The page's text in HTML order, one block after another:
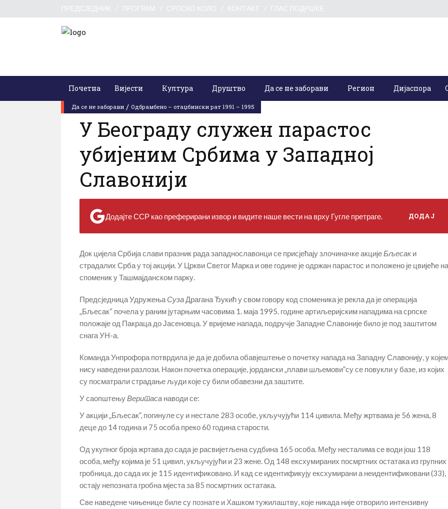
ПРЕДСЈЕДНИК ПРОГРАМ СРПСКО КОЛО КОНТАКТ ГЛАС ПОДРШКЕ
Почетна Вијести Култура Друштво Да се не заборави Регион Дијаспора
Да се не заборави / Одбрамбено – отаџбински рат 1991 – 1995
0 Коментари прегледа Понедељак, 02. мај 2022.
У Београду служен парастос
убијеним Србима у Западној
Славонији
Додајте ССР као преферирани извор и видите наше вести на врху Гугле претраге. ДОДАЈ
Док цијела Србија слави празник рада западнославонци се присјећају злочиначке акцијеБљесаки
страдалих Срба у тој акцији. У Цркви Светог Марка и ове године је одржан парастос и положено је цвијеће на
споменик у Ташмајданском парку.
Предсједница Удружења Суза Драгана Ђукић у свом говору код споменика је рекла да је операција
„Бљесак“ почела у раним јутарњим часовима 1. маја 1995. године артиљеријским нападима на српске
положаје од Пакраца до Јасеновца. У вријеме напада, подручје Западне Славоније било је под заштитом
снага УН-а.
Команда Унпрофора потврдила је да је добила обавјештење о почетку напада на Западну Славонију, у
нису наведени разлози. Након почетка операције, јордански „плави шљемови”су се повукли у базе, из којих
су посматрали страдање људи које су били обавезни да заштите.
У саопштењуВеритаса наводи се:
У акцији „Бљесак”, погинуле су и нестале 283 особе, укључујући 114 цивила. Међу жртвама је 56 жена, 8
деце до 14 година и 75 особа преко 60 година старости.
Од укупног броја жртава до сада је расвијетљена судбина 165 особа. Међу несталима се води још 118
особа, међу којима је 51 цивил, укључујући и 23 жене. Од 148 ексхумираних посмртних остатака из групних
гробница, до сада их је 115 идентификовано. И кад се идентификују ексхумирани а неидентификовани (33),
остају непозната гробна мјеста за 85 посмртних остатака.
Све наведене чињенице биле су познате и Хашком тужилаштву, које никада није отворило интензивну